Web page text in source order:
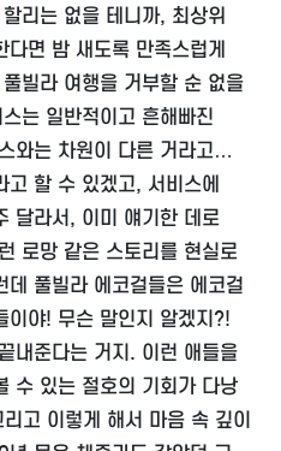
리는 없을 테니까, 최상위
면 밤 새도록 만족스럽게
빌라 여행을 거부할 순 없을
는 일반적이고 흔해빠진
와는 차원이 다른 거라고…
할 수 있겠고, 서비스에
달라서, 이미 얘기한 데로
로망 같은 스토리를 현실로
풀빌라 에코걸들은 에코걸
이야! 무슨 말인지 알겠지?!
내준다는 거지. 이런 애들을
수 있는 절호의 기회가 다낭
고 이렇게 해서 마음 속 깊이